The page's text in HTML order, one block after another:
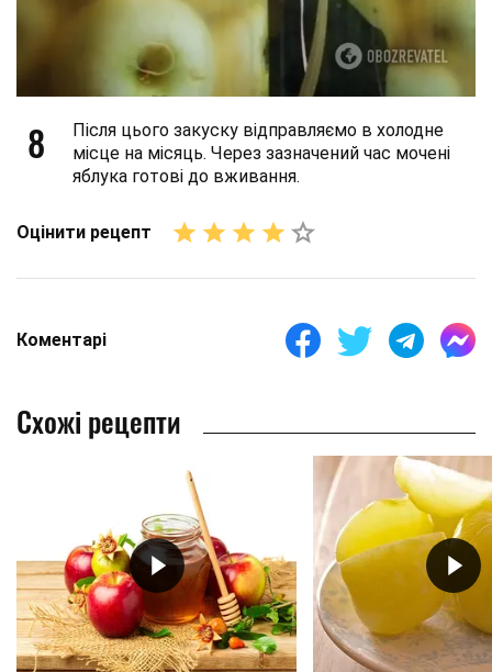
8
Після цього закуску відправляємо в холодне
місце на місяць. Через зазначений час мочені
яблука готові до вживання.
Оцінити рецепт
Коментарі
Схожі рецепти